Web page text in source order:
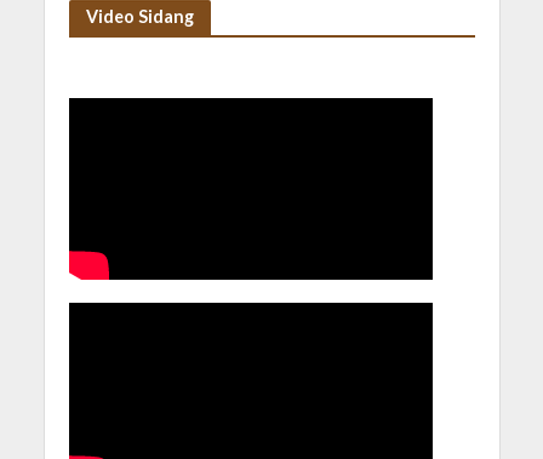
Video Sidang